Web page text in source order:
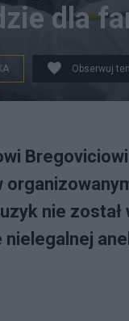
dla
Obserwuj
nie